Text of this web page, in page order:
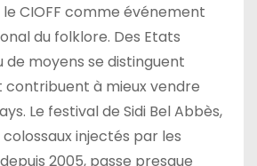
CIOFF comme événement
du folklore. Des Etats
de moyens se distinguent
contribuent à mieux vendre
Le festival de Sidi Bel Abbès,
injectés par les
2005, passe presque